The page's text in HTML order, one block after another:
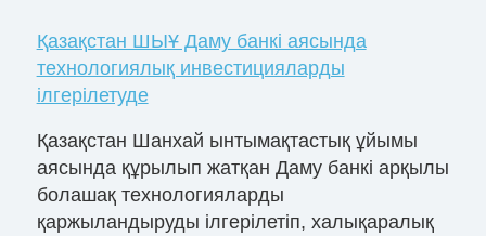
Қазақстан ШЫҰ Даму банкі аясында
технологиялық инвестицияларды
ілгерілетуде
Қазақстан Шанхай ынтымақтастық ұйымы
аясында құрылып жатқан Даму банкі арқылы
болашақ технологияларды
қаржыландыруды ілгерілетіп, халықаралық